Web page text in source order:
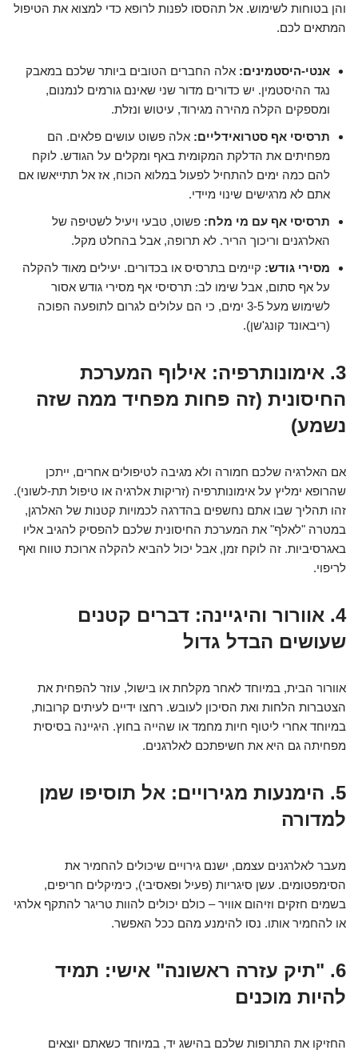
והן בטוחות לשימוש. אל תהססו לפנות לרופא כדי למצוא את הטיפול
המתאים לכם.
אנטי-היסטמינים: אלה החברים הטובים ביותר שלכם במאבק
נגד ההיסטמין. יש כדורים מדור שני שאינם גורמים לנמנום,
ומספקים הקלה מהירה מגירוד, עיטוש ונזלת.
תרסיסי אף סטרואידליים: אלה פשוט עושים פלאים. הם
מפחיתים את הדלקת המקומית באף ומקלים על הגודש. לוקח
להם כמה ימים להתחיל לפעול במלוא הכוח, אז אל תתייאשו אם
אתם לא מרגישים שינוי מיידי.
תרסיסי אף עם מי מלח: פשוט, טבעי ויעיל לשטיפה של
האלרגנים וריכוך הריר. לא תרופה, אבל בהחלט מקל.
מסירי גודש: קיימים בתרסיס או בכדורים. יעילים מאוד להקלה
על אף סתום, אבל שימו לב: תרסיסי אף מסירי גודש אסור
לשימוש מעל 3-5 ימים, כי הם עלולים לגרום לתופעה הפוכה
(ריבאונד קונג'שן).
3. אימונותרפיה: אילוף המערכת
החיסונית (זה פחות מפחיד ממה שזה
נשמע)
אם האלרגיה שלכם חמורה ולא מגיבה לטיפולים אחרים, ייתכן
שהרופא ימליץ על אימונותרפיה (זריקות אלרגיה או טיפול תת-לשוני).
זהו תהליך שבו אתם נחשפים בהדרגה לכמויות קטנות של האלרגן,
במטרה "לאלף" את המערכת החיסונית שלכם להפסיק להגיב אליו
באגרסיביות. זה לוקח זמן, אבל יכול להביא להקלה ארוכת טווח ואף
לריפוי.
4. אוורור והיגיינה: דברים קטנים
שעושים הבדל גדול
אוורור הבית, במיוחד לאחר מקלחת או בישול, עוזר להפחית את
הצטברות הלחות ואת הסיכון לעובש. רחצו ידיים לעיתים קרובות,
במיוחד אחרי ליטוף חיות מחמד או שהייה בחוץ. היגיינה בסיסית
מפחיתה גם היא את חשיפתכם לאלרגנים.
5. הימנעות מגירויים: אל תוסיפו שמן
למדורה
מעבר לאלרגנים עצמם, ישנם גירויים שיכולים להחמיר את
הסימפטומים. עשן סיגריות (פעיל ופאסיבי), כימיקלים חריפים,
בשמים חזקים וזיהום אוויר – כולם יכולים להוות טריגר להתקף אלרגי
או להחמיר אותו. נסו להימנע מהם ככל האפשר.
6. "תיק עזרה ראשונה" אישי: תמיד
להיות מוכנים
החזיקו את התרופות שלכם בהישג יד, במיוחד כשאתם יוצאים